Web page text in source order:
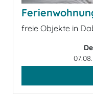
freie Objekte in